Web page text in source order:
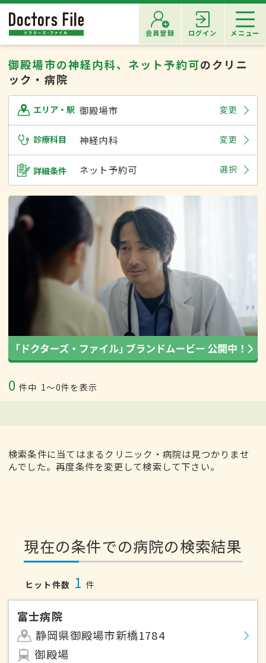
会員登録 ログイン メニュー
御殿場市の神経内科、ネット予約可のクリニ
ック・病院
エリア・駅 御殿場市 変更
診療科目 神経内科 変更
詳細条件 ネット予約可 選択
0 件中 1〜0件を表示
検索条件に当てはまるクリニック・病院は見つかりませ
んでした。再度条件を変更して検索して下さい。
現在の条件での病院の検索結果
ヒット件数 1 件
富士病院
静岡県御殿場市新橋1784
御殿場